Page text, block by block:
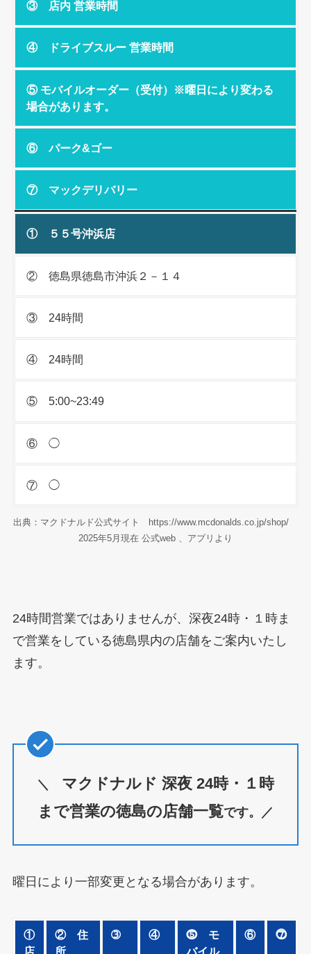
③ 店内 営業時間
④ ドライブスルー 営業時間
⑤ モバイルオーダー（受付）※曜日により変わる
場合があります。
⑥ パーク&ゴー
⑦ マックデリバリー
① ５５号沖浜店
② 徳島県徳島市沖浜２－１４
③ 24時間
④ 24時間
⑤ 5:00~23:49
⑥ ◯
⑦ ◯
出典：マクドナルド公式サイト https://www.mcdonalds.co.jp/shop/
2025年5月現在 公式web 、アプリより
24時間営業ではありませんが、深夜24時・１時ま
で営業をしている徳島県内の店舗をご案内いたし
ます。
＼ マクドナルド 深夜 24時・１時
まで営業の徳島の店舗一覧です。／
曜日により一部変更となる場合があります。
①
店
② 住
所
➂ ④
⓹ モ
バイル
⑥ ⓻